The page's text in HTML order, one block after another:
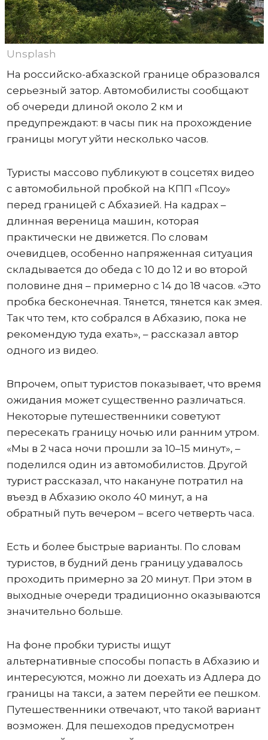
Unsplash
На российско-абхазской границе образовался
серьезный затор. Автомобилисты сообщают
об очереди длиной около 2 км и
предупреждают: в часы пик на прохождение
границы могут уйти несколько часов.
Туристы массово публикуют в соцсетях видео
с автомобильной пробкой на КПП «Псоу»
перед границей с Абхазией. На кадрах –
длинная вереница машин, которая
практически не движется. По словам
очевидцев, особенно напряженная ситуация
складывается до обеда с 10 до 12 и во второй
половине дня – примерно с 14 до 18 часов. «Это
пробка бесконечная. Тянется, тянется как змея.
Так что тем, кто собрался в Абхазию, пока не
рекомендую туда ехать», – рассказал автор
одного из видео.
Впрочем, опыт туристов показывает, что время
ожидания может существенно различаться.
Некоторые путешественники советуют
пересекать границу ночью или ранним утром.
«Мы в 2 часа ночи прошли за 10–15 минут», –
поделился один из автомобилистов. Другой
турист рассказал, что накануне потратил на
въезд в Абхазию около 40 минут, а на
обратный путь вечером – всего четверть часа.
Есть и более быстрые варианты. По словам
туристов, в будний день границу удавалось
проходить примерно за 20 минут. При этом в
выходные очереди традиционно оказываются
значительно больше.
На фоне пробки туристы ищут
альтернативные способы попасть в Абхазию и
интересуются, можно ли доехать из Адлера до
границы на такси, а затем перейти ее пешком.
Путешественники отвечают, что такой вариант
возможен. Для пешеходов предусмотрен